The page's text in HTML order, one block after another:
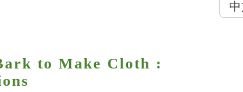
to Make Cloth :